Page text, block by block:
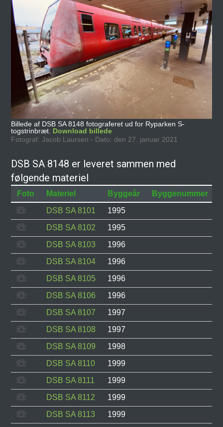
Billede af DSB SA 8148 fotograferet ud for Ryparken S-
togstrinbræt. Download billede
Fotograf: Jacob Laursen - Dato: den 27. januar 2021
DSB SA 8148 er leveret sammen med
følgende materiel
Foto Materiel Byggeår Byggenummer
DSB SA 8101
1995
DSB SA 8102
1995
DSB SA 8103
1996
DSB SA 8104
1996
DSB SA 8105
1996
DSB SA 8106
1996
DSB SA 8107
1997
DSB SA 8108
1997
DSB SA 8109
1998
DSB SA 8110
1999
DSB SA 8111
1999
DSB SA 8112
1999
DSB SA 8113
1999